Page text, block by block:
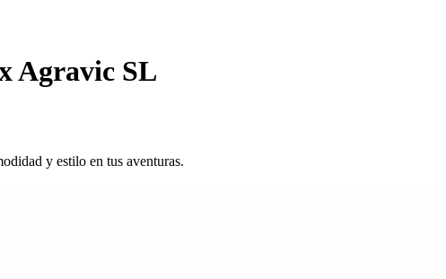
Agravic SL
y estilo en tus aventuras.